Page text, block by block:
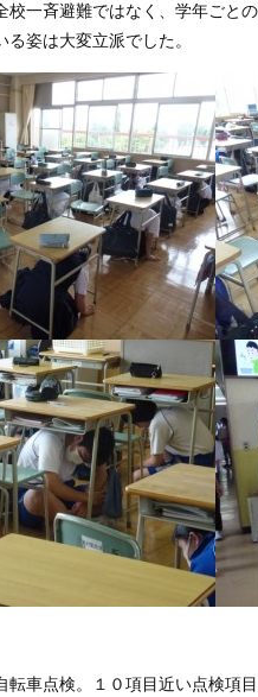
校一斉避難ではなく、学年ごと
姿は大変立派でした。
車点検。１０項目近い点検項